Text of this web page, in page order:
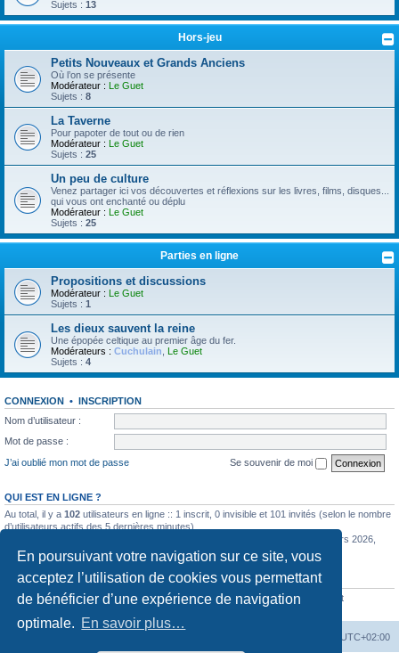
En poursuivant votre navigation sur ce site, vous
acceptez l’utilisation de cookies vous permettant
de bénéficier d’une expérience de navigation
optimale. En savoir plus…
Sujets : 13
Hors-jeu
Petits Nouveaux et Grands Anciens
Où l’on se présente
Modérateur : Le Guet
Sujets : 8
La Taverne
Pour papoter de tout ou de rien
Modérateur : Le Guet
Sujets : 25
Un peu de culture
Venez partager ici vos découvertes et réflexions sur les livres, films, disques...
qui vous ont enchanté ou déplu
Modérateur : Le Guet
Sujets : 25
Parties en ligne
Propositions et discussions
Modérateur : Le Guet
Sujets : 1
Les dieux sauvent la reine
Une épopée celtique au premier âge du fer.
Modérateurs : Cuchulain
Le Guet
Sujets : 4
CONNEXION • INSCRIPTION
Nom d’utilisateur :
Mot de passe :
J’ai oublié mon mot de passe
Se souvenir de moi
QUI EST EN LIGNE ?
Au total, il y a 102 utilisateurs en ligne :: 1 inscrit, 0 invisible et 101 invités (selon le nombre
d’utilisateurs actifs des 5 dernières minutes)
le 11 mars 2026,
12:57
STATISTIQUES
6356messages •444 sujets •777membres • Notre membre le plus récent est
UTC+02:00